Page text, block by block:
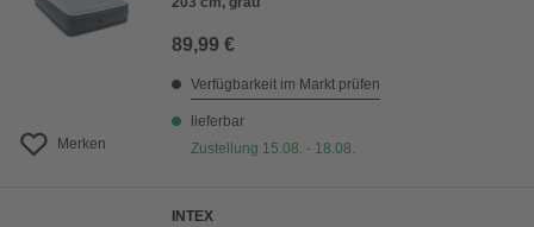
Merken
89,99 €
Verfügbarkeit im Markt prüfen
lieferbar
Zustellung 15.08. - 18.08.
INTEX